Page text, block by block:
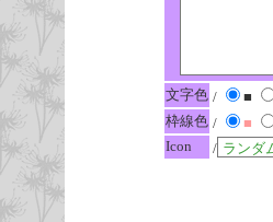
文字色 / ■
枠線色 / ■
Icon
/